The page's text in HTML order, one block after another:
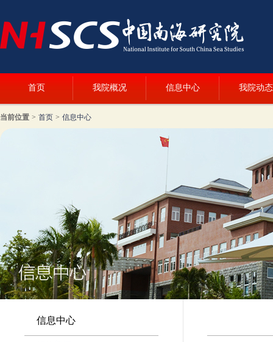
首页 我院概况 信息中心 我院动态
当前位置 > 首页 > 信息中心
信息中心